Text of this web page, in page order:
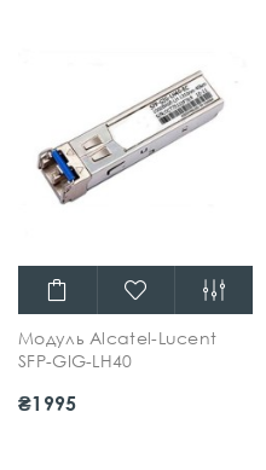
Модуль Alcatel-Lucent
SFP-GIG-LH40
₴1995